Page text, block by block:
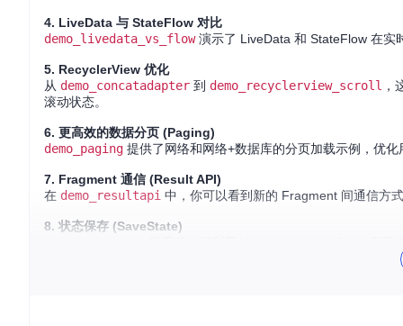
4. LiveData 与 StateFlow 对比
demo_livedata_vs_flow演示了 LiveData 和 StateFlow 在实
5. RecyclerView 优化
从 demo_concatadapter 到 demo_recyclerview_scroll ，
滚动状态。
6. 更高效的数据分页 (Paging)
demo_paging 提供了网络和网络+数据库的分页加载示例，优化
7. Fragment 通信 (Result API)
在 demo_resultapi 中，你可以看到新的 Fragment 间通信方
8. 状态保存 (SaveState)